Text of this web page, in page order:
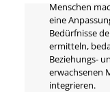
Menschen
eine
Bedürfnisse
ermitteln,
Beziehungs-
erwachsenen
integrieren.